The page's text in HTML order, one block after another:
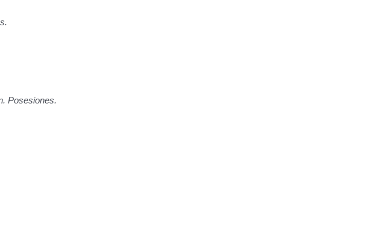
Posesiones.